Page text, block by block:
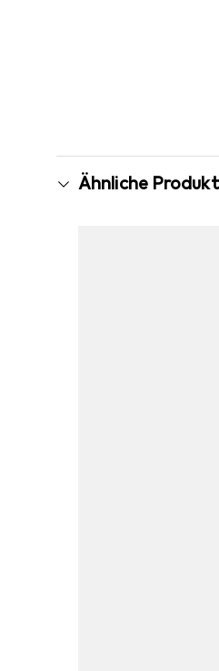
Ähnliche